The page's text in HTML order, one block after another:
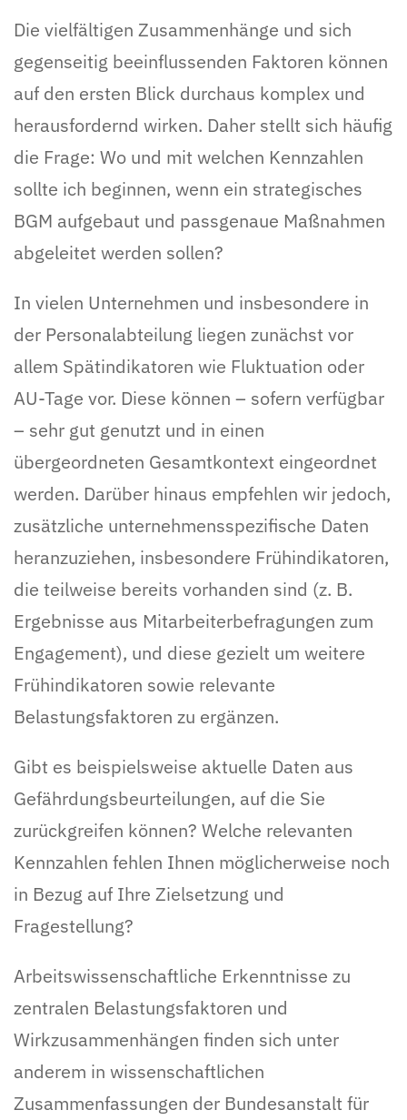
Die vielfältigen Zusammenhänge und sich
gegenseitig beeinflussenden Faktoren können
auf den ersten Blick durchaus komplex und
herausfordernd wirken. Daher stellt sich häufig
die Frage: Wo und mit welchen Kennzahlen
sollte ich beginnen, wenn ein strategisches
BGM aufgebaut und passgenaue Maßnahmen
abgeleitet werden sollen?
In vielen Unternehmen und insbesondere in
der Personalabteilung liegen zunächst vor
allem Spätindikatoren wie Fluktuation oder
AU-Tage vor. Diese können – sofern verfügbar
– sehr gut genutzt und in einen
übergeordneten Gesamtkontext eingeordnet
werden. Darüber hinaus empfehlen wir jedoch,
zusätzliche unternehmensspezifische Daten
heranzuziehen, insbesondere Frühindikatoren,
die teilweise bereits vorhanden sind (z. B.
Ergebnisse aus Mitarbeiterbefragungen zum
Engagement), und diese gezielt um weitere
Frühindikatoren sowie relevante
Belastungsfaktoren zu ergänzen.
Gibt es beispielsweise aktuelle Daten aus
Gefährdungsbeurteilungen, auf die Sie
zurückgreifen können? Welche relevanten
Kennzahlen fehlen Ihnen möglicherweise noch
in Bezug auf Ihre Zielsetzung und
Fragestellung?
Arbeitswissenschaftliche Erkenntnisse zu
zentralen Belastungsfaktoren und
Wirkzusammenhängen finden sich unter
anderem in wissenschaftlichen
Zusammenfassungen der Bundesanstalt für